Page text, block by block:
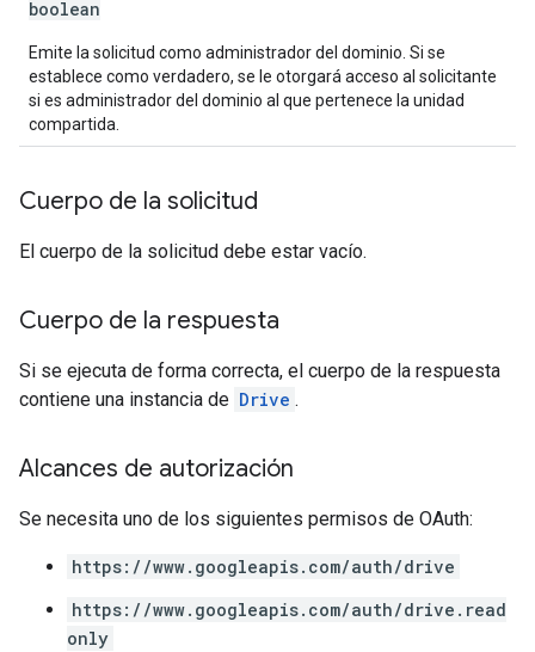
boolean
Emite la solicitud como administrador del dominio. Si se
establece como verdadero, se le otorgará acceso al solicitante
si es administrador del dominio al que pertenece la unidad
compartida.
Cuerpo de la solicitud
El cuerpo de la solicitud debe estar vacío.
Cuerpo de la respuesta
Si se ejecuta de forma correcta, el cuerpo de la respuesta
contiene una instancia de Drive .
Alcances de autorización
Se necesita uno de los siguientes permisos de OAuth:
https://www.googleapis.com/auth/drive
https://www.googleapis.com/auth/drive.read
only